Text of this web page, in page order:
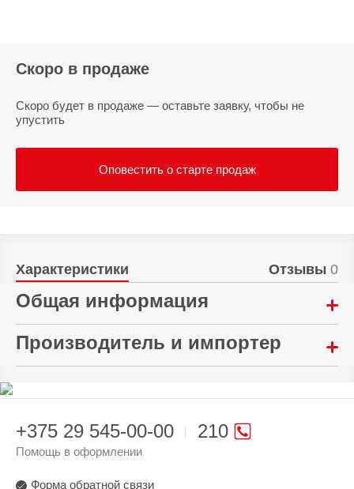
Скоро в продаже
Скоро будет в продаже — оставьте заявку, чтобы не
упустить
Оповестить о старте продаж
Характеристики Отзывы 0
Общая информация
Материал:
Стекло
Гарантия:
14 дней
Производитель и импортер
Китай
Производитель:
LANFEI Co Ltd. 2\F, №58, Industrial Road, Xiyi
Guangzhou
210
+375 29 545-00-00
Помощь в оформлении
Форма обратной связи